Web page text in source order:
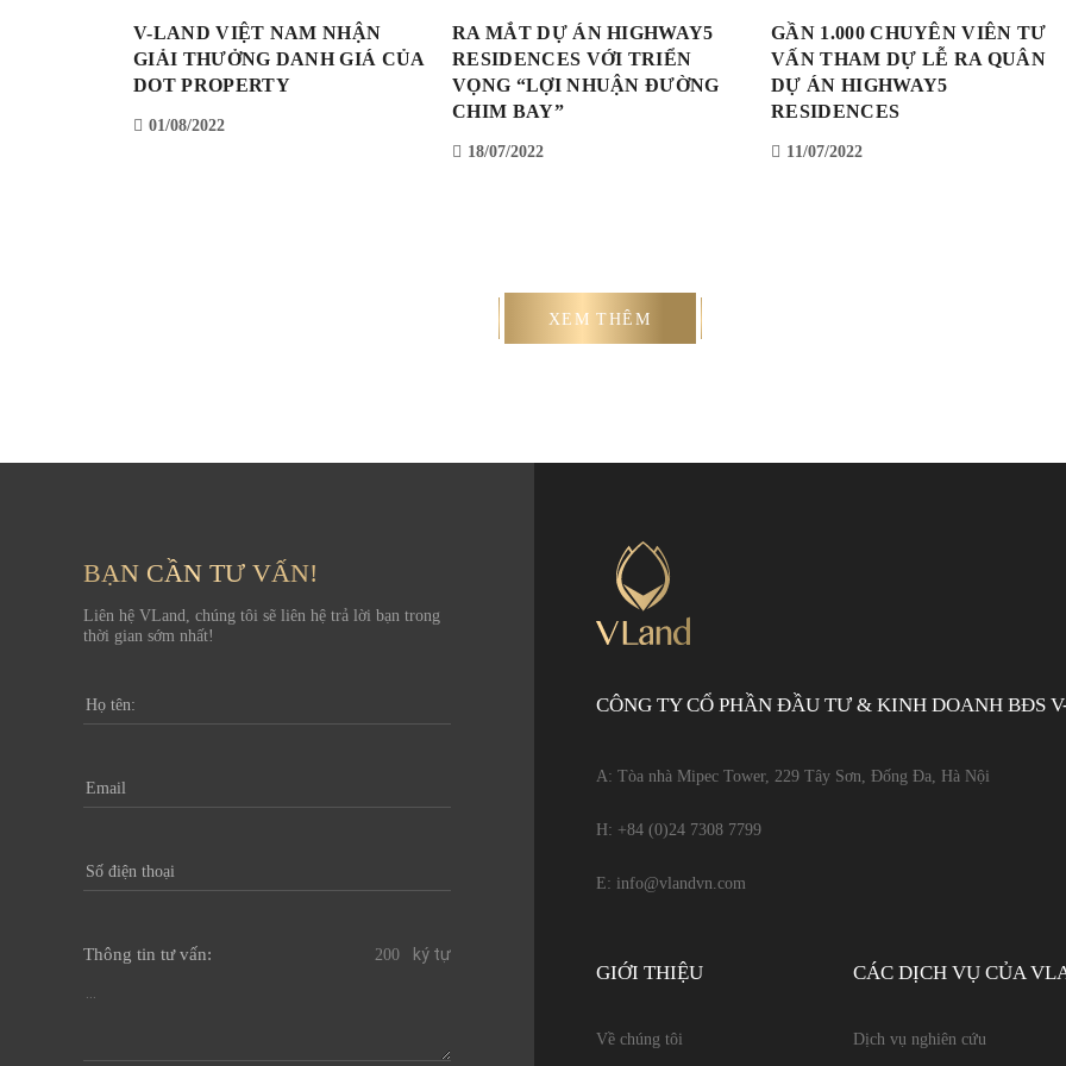
V-LAND VIỆT NAM NHẬN
GIẢI THƯỞNG DANH GIÁ CỦA
DOT PROPERTY
01/08/2022
RA MẮT DỰ ÁN HIGHWAY5
RESIDENCES VỚI TRIỂN
VỌNG “LỢI NHUẬN ĐƯỜNG
CHIM BAY”
18/07/2022
GẦN 1.000 CHUYÊN VIÊN TƯ
VẤN THAM DỰ LỄ RA QUÂN
DỰ ÁN HIGHWAY5
RESIDENCES
11/07/2022
XEM THÊM
BẠN CẦN TƯ VẤN!
Liên hệ VLand, chúng tôi sẽ liên hệ trả lời bạn trong
thời gian sớm nhất!
Thông tin tư vấn: ký tự
CÔNG TY CỔ PHẦN ĐẦU TƯ & KINH DOANH BĐS
A: Tòa nhà Mipec Tower, 229 Tây Sơn, Đống Đa, Hà Nội
H: +84 (0)24 7308 7799
E: info@vlandvn.com
GIỚI THIỆU
Về chúng tôi
CÁC DỊCH VỤ CỦA
Dịch vụ nghiên cứu